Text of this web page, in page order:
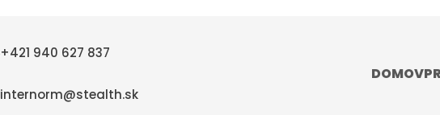
+421 940 627 837
internorm@stealth.sk
DOMOV